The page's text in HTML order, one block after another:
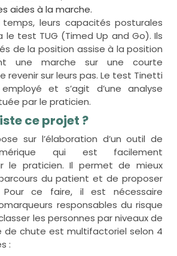
aides à la marche.
leurs capacités posturales
le test TUG (Timed Up and Go). Ils
de la position assise à la position
une marche sur une courte
revenir sur leurs pas. Le test Tinetti
et s’agit d’une analyse
par le praticien.
ce projet ?
sur l’élaboration d’un outil de
qui est facilement
le praticien. Il permet de mieux
du patient et de proposer
Pour ce faire, il est nécessaire
responsables du risque
les personnes par niveaux de
de chute est multifactoriel selon 4
: